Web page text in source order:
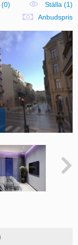
(0)
Ställa (1)
Anbudspris